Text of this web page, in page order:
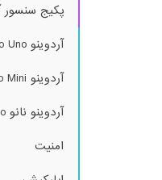
پکیج سنسور
آردوینو Arduino Uno
آردوینو Pro Mini
آردوینو نانو Nano
امنیت